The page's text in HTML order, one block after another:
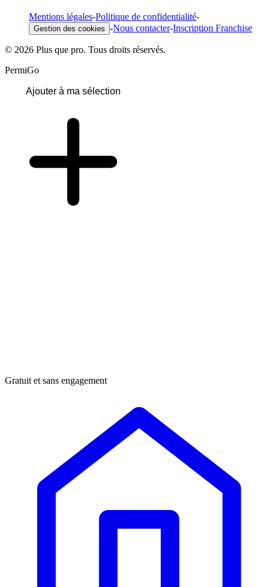
Mentions légales-Politique de confidentialité-
Gestion des cookies -Nous contacter-Inscription Franchise
© 2026 Plus que pro. Tous droits réservés.
PermiGo
Ajouter à ma sélection
Gratuit et sans engagement